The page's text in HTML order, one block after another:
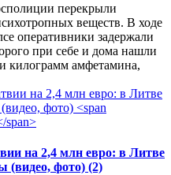
перекрыли
веществ. В ходе
оперативники задержали
при себе и дома нашли
килограмм амфетамина,
на 2,4 млн евро: в Литве
(видео, фото) (2)